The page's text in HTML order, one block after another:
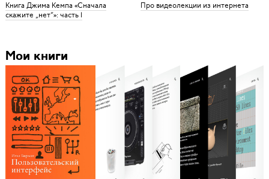
Книга Джима Кемпа «Сначала
скажите „нет“»: часть 1
Про видеолекции из интернета
Мои книги